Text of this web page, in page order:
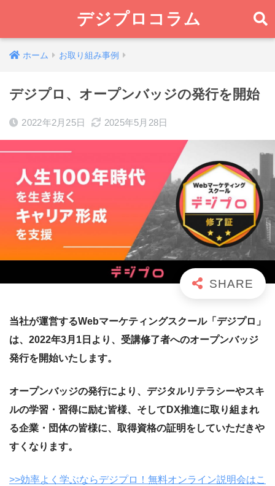
デジプロコラム
ホーム お取り組み事例
デジプロ、オープンバッジの発行を開始
2022年2月25日 2025年5月28日
当社が運営するWebマーケティングスクール「デジプロ」
は、2022年3月1日より、受講修了者へのオープンバッジ
発行を開始いたします。
オープンバッジの発行により、デジタルリテラシーやスキ
ルの学習・習得に励む皆様、そしてDX推進に取り組まれ
る企業・団体の皆様に、取得資格の証明をしていただきや
すくなります。
>>効率よく学ぶならデジプロ！無料オンライン説明会はこ